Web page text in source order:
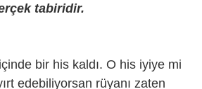
tabiridir.
bir his kaldı. O his iyiye mi
edebiliyorsan rüyanı zaten